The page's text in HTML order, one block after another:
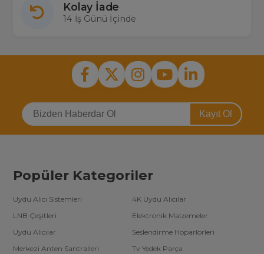
Kolay İade
14 İş Günü İçinde
Kayıt Ol
Popüler Kategoriler
Uydu Alıcı Sistemleri
4K Uydu Alıcılar
LNB Çeşitleri
Elektronik Malzemeler
Uydu Alıcılar
Seslendirme Hoparlörleri
Merkezi Anten Santralleri
Tv Yedek Parça